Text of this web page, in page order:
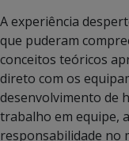
A experiência
que puderam
conceitos teóricos
direto com os
desenvolvimento de
trabalho em equipe,
responsabilidade no